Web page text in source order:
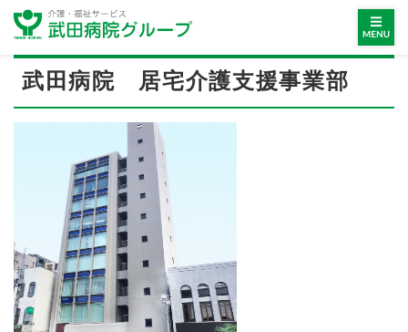
武田病院 居宅介護支援事業部